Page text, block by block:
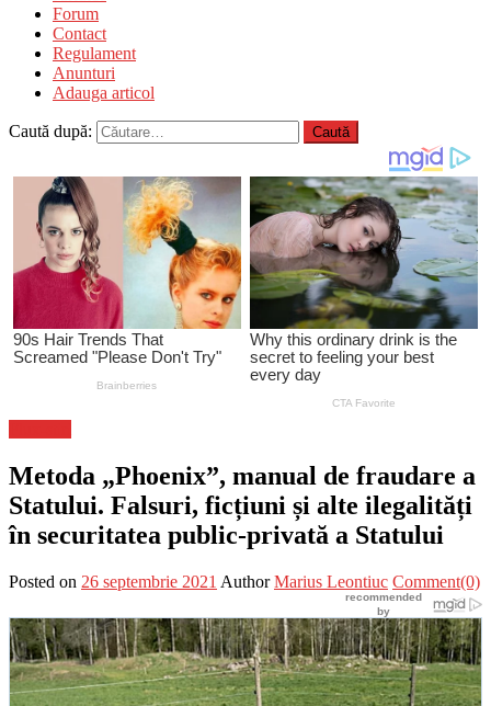
Forum
Contact
Regulament
Anunturi
Adauga articol
Caută după:
Metoda „Phoenix”, manual de fraudare a
Statului. Falsuri, ficțiuni și alte ilegalități
în securitatea public-privată a Statului
Posted on 26 septembrie 2021 Author Marius Leontiuc Comment(0)